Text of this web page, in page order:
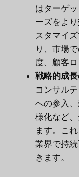
はターゲ
ーズをよ
スタマイ
り、市場
度、顧客
戦略的成
コンサル
への参入
様化など
ます。こ
業界で持
きます。